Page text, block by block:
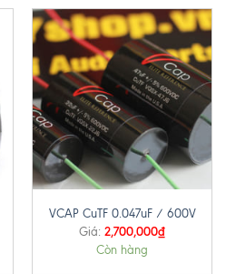
VCAP CuTF 0.047uF / 600V
Giá: 2,700,000₫
Còn hàng